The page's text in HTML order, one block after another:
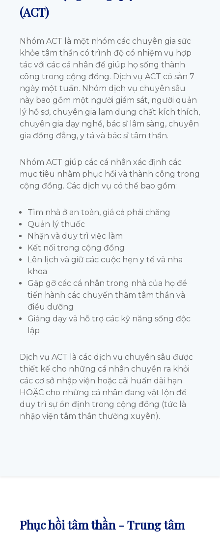
(ACT)
Nhóm ACT là một nhóm các chuyên gia sức
khỏe tâm thần có trình độ có nhiệm vụ hợp
tác với các cá nhân để giúp họ sống thành
công trong cộng đồng. Dịch vụ ACT có sẵn 7
ngày một tuần. Nhóm dịch vụ chuyên sâu
này bao gồm một người giám sát, người quản
lý hồ sơ, chuyên gia lạm dụng chất kích thích,
chuyên gia dạy nghề, bác sĩ lâm sàng, chuyên
gia đồng đẳng, y tá và bác sĩ tâm thần.
Nhóm ACT giúp các cá nhân xác định các
mục tiêu nhằm phục hồi và thành công trong
cộng đồng. Các dịch vụ có thể bao gồm:
Tìm nhà ở an toàn, giá cả phải chăng
Quản lý thuốc
Nhận và duy trì việc làm
Kết nối trong cộng đồng
Lên lịch và giữ các cuộc hẹn y tế và nha
khoa
Gặp gỡ các cá nhân trong nhà của họ để
tiến hành các chuyến thăm tâm thần và
điều dưỡng
Giảng dạy và hỗ trợ các kỹ năng sống độc
lập
Dịch vụ ACT là các dịch vụ chuyên sâu được
thiết kế cho những cá nhân chuyển ra khỏi
các cơ sở nhập viện hoặc cải huấn dài hạn
HOẶC cho những cá nhân đang vật lộn để
duy trì sự ổn định trong cộng đồng (tức là
nhập viện tâm thần thường xuyên).
Phục hồi tâm thần - Trung tâm